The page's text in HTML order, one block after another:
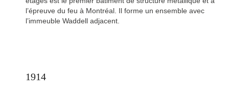
l’épreuve du feu à Montréal. Il forme un ensemble avec
l’immeuble Waddell adjacent.
1914